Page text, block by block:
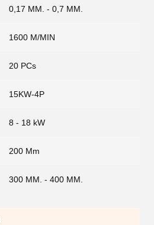
0,17 MM. - 0,7 MM.
1600 M/MIN
20 PCs
15KW-4P
8 - 18 kW
200 Mm
300 MM. - 400 MM.